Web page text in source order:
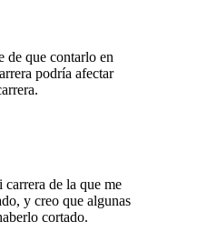
de que contarlo en
podría afectar
de la que me
y creo que algunas
cortado.